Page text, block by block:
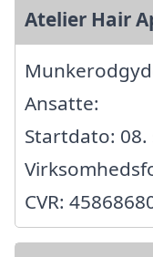
Atelier Hair
Ansatte:
Startdato:
CVR: